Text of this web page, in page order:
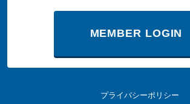
MEMBER LOGIN
プライバシーポリシー